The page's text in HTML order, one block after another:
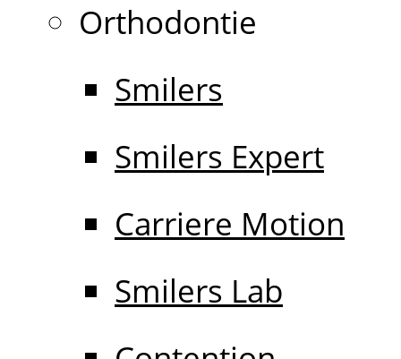
Orthodontie
Smilers
Smilers Expert
Carriere Motion
Smilers Lab